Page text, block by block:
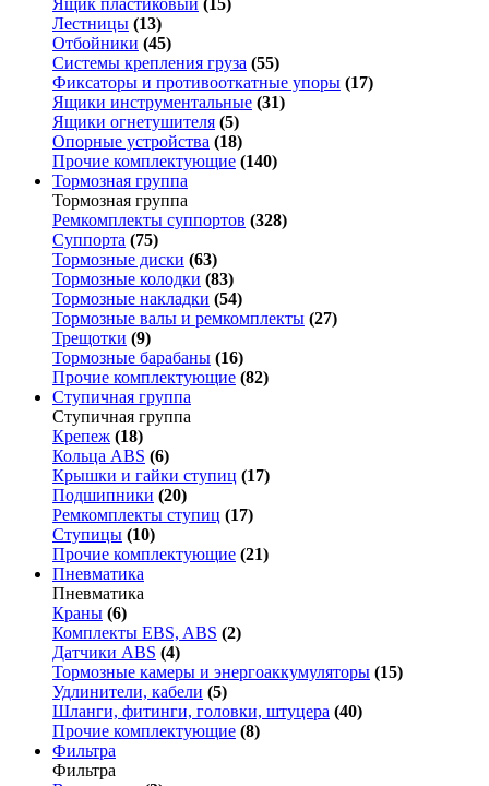
Ящик пластиковый (15)
Лестницы (13)
Отбойники (45)
Системы крепления груза (55)
Фиксаторы и противооткатные упоры (17)
Ящики инструментальные (31)
Ящики огнетушителя (5)
Опорные устройства (18)
Прочие комплектующие (140)
Тормозная группа
Тормозная группа
Ремкомплекты суппортов (328)
Суппорта (75)
Тормозные диски (63)
Тормозные колодки (83)
Тормозные накладки (54)
Тормозные валы и ремкомплекты (27)
Трещотки (9)
Тормозные барабаны (16)
Прочие комплектующие (82)
Ступичная группа
Ступичная группа
Крепеж (18)
Кольца ABS (6)
Крышки и гайки ступиц (17)
Подшипники (20)
Ремкомплекты ступиц (17)
Ступицы (10)
Прочие комплектующие (21)
Пневматика
Пневматика
Краны (6)
Комплекты EBS, ABS (2)
Датчики ABS (4)
Тормозные камеры и энергоаккумуляторы (15)
Удлинители, кабели (5)
Шланги, фитинги, головки, штуцера (40)
Прочие комплектующие (8)
Фильтра
Фильтра